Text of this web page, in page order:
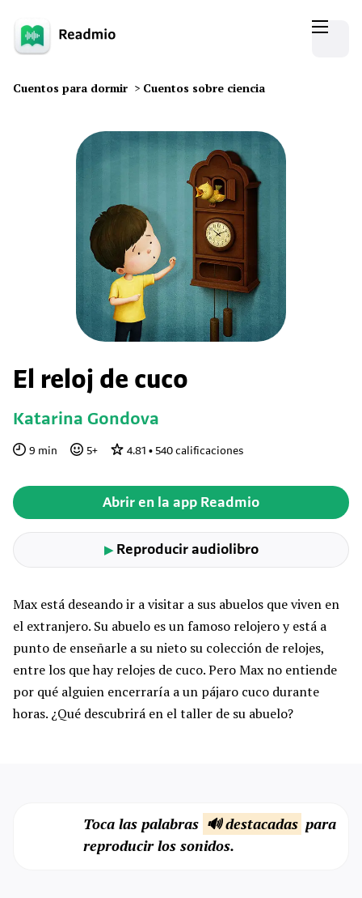
Cuentos para dormir > Cuentos sobre ciencia
El reloj de cuco
Katarina Gondova
9 min 5+ 4.81 • 540 calificaciones
Abrir en la app Readmio
▶Reproducir audiolibro
Max está deseando ir a visitar a sus abuelos que viven en
el extranjero. Su abuelo es un famoso relojero y está a
punto de enseñarle a su nieto su colección de relojes,
entre los que hay relojes de cuco. Pero Max no entiende
por qué alguien encerraría a un pájaro cuco durante
horas. ¿Qué descubrirá en el taller de su abuelo?
Toca las palabras 🔊 destacadas para
reproducir los sonidos.